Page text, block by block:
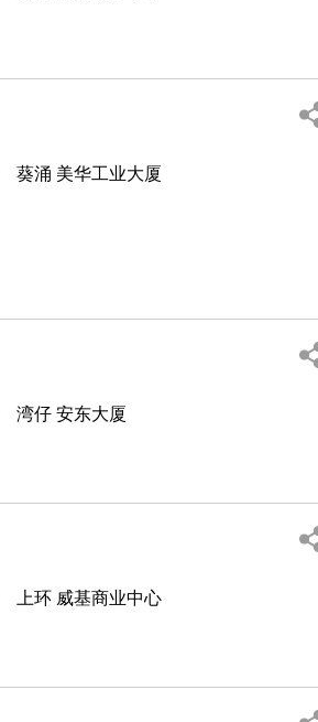
葵涌 美华工业大厦
湾仔 安东大厦
上环 威基商业中心